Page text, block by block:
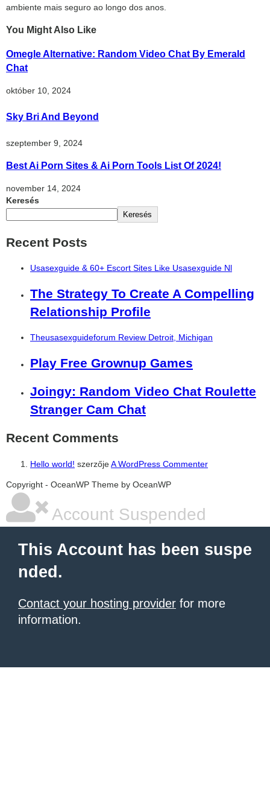
ambiente mais seguro ao longo dos anos.
You Might Also Like
Omegle Alternative: Random Video Chat By Emerald
Chat
október 10, 2024
Sky Bri And Beyond
szeptember 9, 2024
Best Ai Porn Sites & Ai Porn Tools List Of 2024!
november 14, 2024
Keresés
Keresés
Recent Posts
Usasexguide & 60+ Escort Sites Like Usasexguide Nl
The Strategy To Create A Compelling
Relationship Profile
Theusasexguideforum Review Detroit, Michigan
Play Free Grownup Games
Joingy: Random Video Chat Roulette
Stranger Cam Chat
Recent Comments
Hello world! szerzőjeA WordPress Commenter
şans
casino
vidobet
vidobet
vidobet
güncel
giriş
vidobet
giriş
casinolevant
casinolevant
casinolevant
vidobet
giriş
şans
casino
casinolevant
giriş
casino
şans
şans
casino
giriş
casino
levant
casino
şans
casino
şans
boostaro
casinolevant
giriş
şans
casino
giriş
casinolevant
giriş
şanscasino
vidobet
vidobet
giriş
levant
casino
galyabet
gorabet
gorabet
gorabet
vidobet
giriş
galyabet
gorabet
gorabet
nigeria
betting
sports
betting
Copyright - OceanWP Theme by OceanWP
Account Suspended
This Account has been suspe
nded.
Contact your hosting provider for more
information.